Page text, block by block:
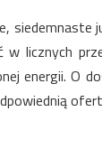
siedemnaste
licznych
energii. O